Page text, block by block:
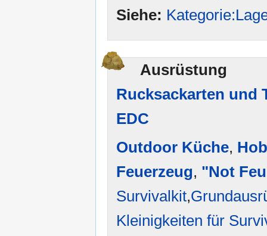
Siehe:
Ausrüstung
Rucksackarten und
EDC
Outdoor Küche,
Feuerzeug, "Not
Survivalkit,
Kleinigkeiten für